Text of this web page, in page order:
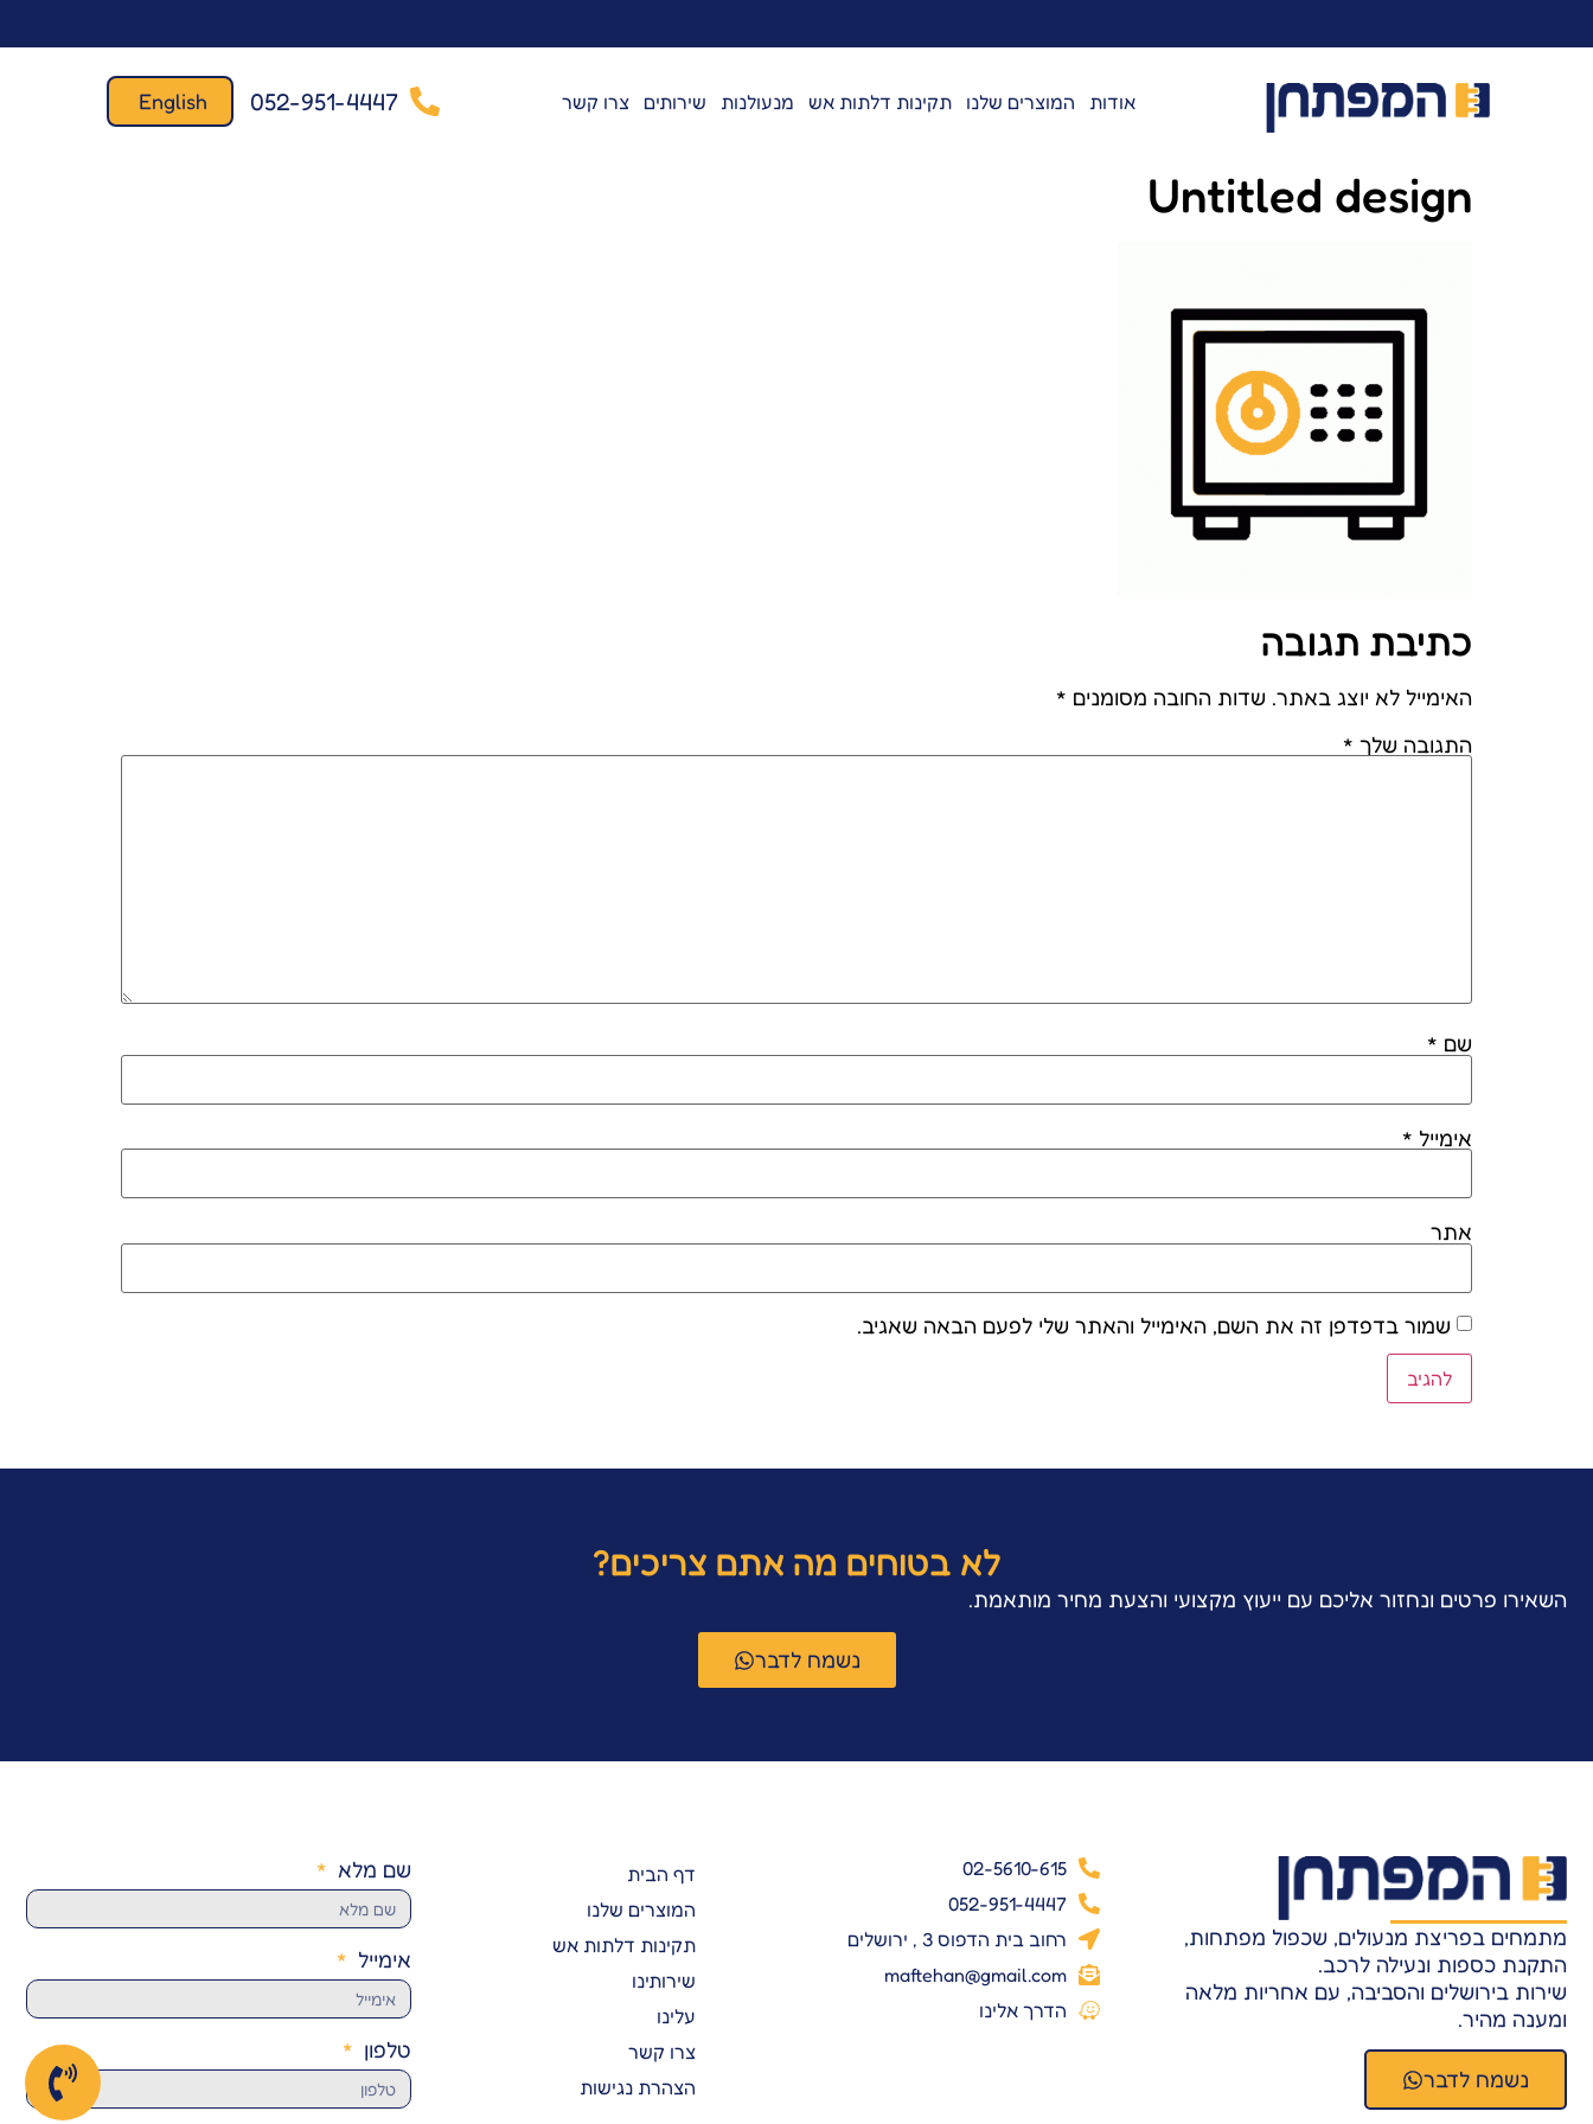
אודות המוצרים שלנו תקינות דלתות אש מנעולנות שירותים צרו קשר 052-951-4447
English
Untitled design
כתיבת תגובה
האימייל לא יוצג באתר. שדות החובה מסומנים *
התגובה שלך *
שם *
אימייל *
אתר
שמור בדפדפן זה את השם, האימייל והאתר שלי לפעם הבאה שאגיב.
לא בטוחים מה אתם צריכים?
השאירו פרטים ונחזור אליכם עם ייעוץ מקצועי והצעת מחיר מותאמת.
נשמח לדבר
מתמחים בפריצת מנעולים, שכפול מפתחות,
התקנת כספות ונעילה לרכב.
שירות בירושלים והסביבה, עם אחריות מלאה
ומענה מהיר.
נשמח לדבר
02-5610-615
052-951-4447
רחוב בית הדפוס 3 , ירושלים
maftehan@gmail.com
הדרך אלינו
דף הבית
המוצרים שלנו
תקינות דלתות אש
שירותינו
עלינו
צרו קשר
הצהרת נגישות
שם מלא
אימייל
טלפון